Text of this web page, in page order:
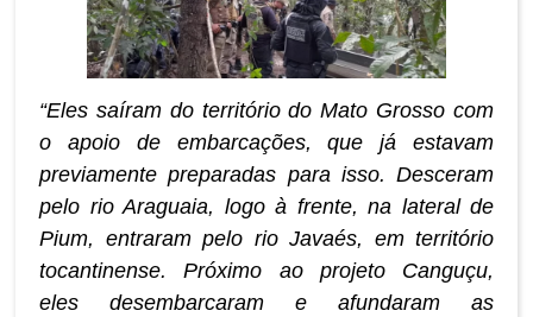
“Eles saíram do território do Mato Grosso com
o apoio de embarcações, que já estavam
previamente preparadas para isso. Desceram
pelo rio Araguaia, logo à frente, na lateral de
Pium, entraram pelo rio Javaés, em território
tocantinense. Próximo ao projeto Canguçu,
eles desembarcaram e afundaram as